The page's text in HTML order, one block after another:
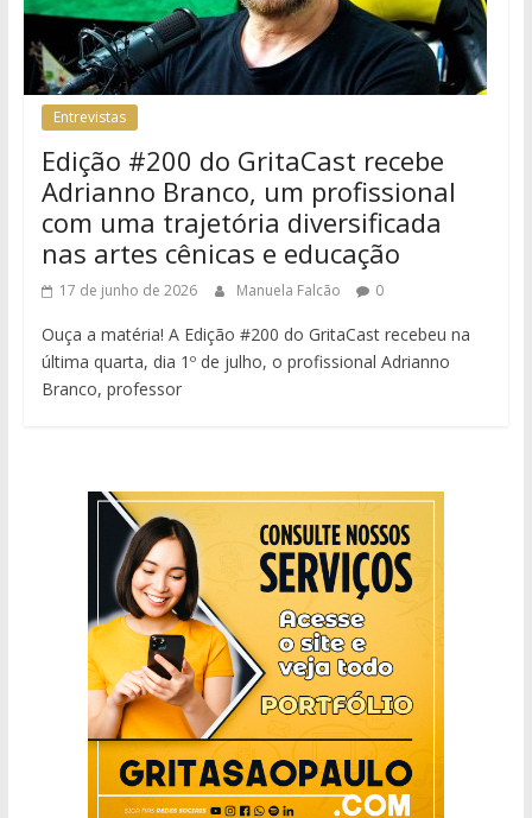
Entrevistas
Edição #200 do GritaCast recebe
Adrianno Branco, um profissional
com uma trajetória diversificada
nas artes cênicas e educação
17 de junho de 2026 Manuela Falcão 0
Ouça a matéria! A Edição #200 do GritaCast recebeu na
última quarta, dia 1º de julho, o profissional Adrianno
Branco, professor